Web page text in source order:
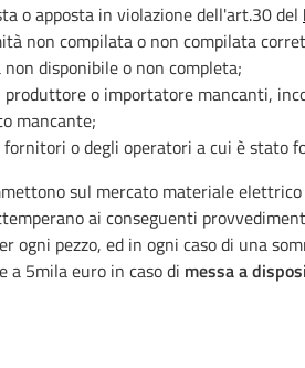
o apposta in violazione dell'art.30 del
non compilata o non compilata
disponibile o non completa;
o importatore mancanti,
mancante;
o degli operatori a cui è
sul mercato materiale
ai conseguenti
ogni pezzo, ed in ogni caso di una
a 5mila euro in caso di messa a